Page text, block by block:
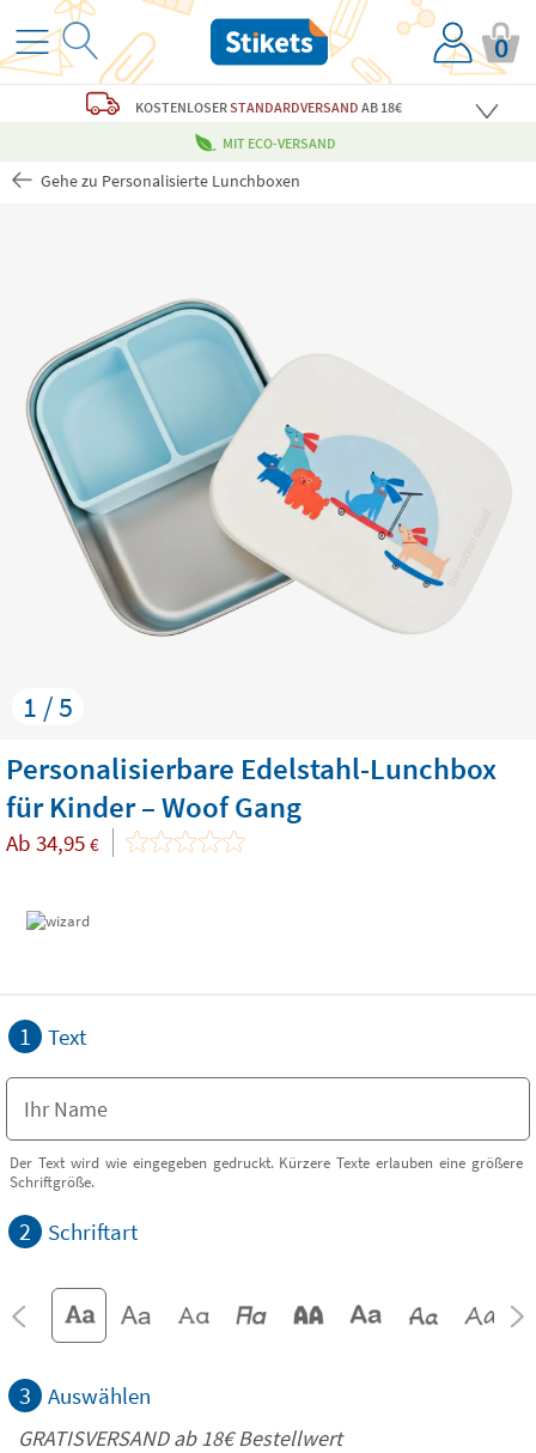
0
KOSTENLOSERSTANDARDVERSAND AB 18€
MIT ECO-VERSAND
Gehe zu Personalisierte Lunchboxen
1 / 5
Personalisierbare Edelstahl-Lunchbox
für Kinder – Woof Gang
Ab 34,95 €
1 Text
Der Text wird wie eingegeben gedruckt. Kürzere Texte erlauben eine größere
Schriftgröße.
2 Schriftart
3 Auswählen
GRATISVERSAND ab18€Bestellwert